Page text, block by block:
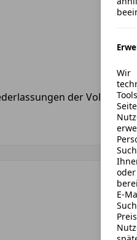
der
Wir
E-